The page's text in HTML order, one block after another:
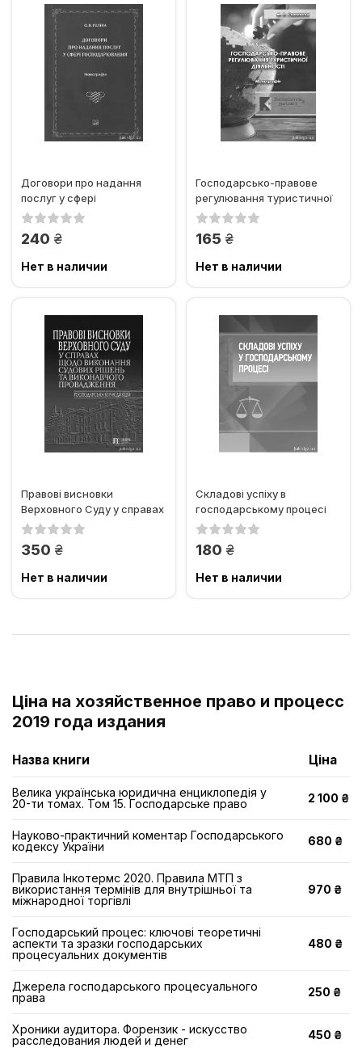
Договори про надання
послуг у сфері
господарювання
240 грн.
Нет в наличии
Господарсько-правове
регулювання туристичної
діяльності
165 грн.
Нет в наличии
Правові висновки
Верховного Суду у справах
щодо виконання судових
350 грн.
Нет в наличии
Складові успіху в
господарському процесі
180 грн.
Нет в наличии
Ціна на хозяйственное право и процесс
2019 года издания
Назва книги Ціна
Велика українська юридична енциклопедія у
20-ти томах. Том 15. Господарське право
2 100 ₴
Науково-практичний коментар Господарського
кодексу України
680 ₴
Правила Інкотермс 2020. Правила МТП з
використання термінів для внутрішньої та
міжнародної торгівлі
970 ₴
Господарський процес: ключові теоретичні
аспекти та зразки господарських
процесуальних документів
480 ₴
Джерела господарського процесуального
права
250 ₴
Хроники аудитора. Форензик - искусство
расследования людей и денег
450 ₴